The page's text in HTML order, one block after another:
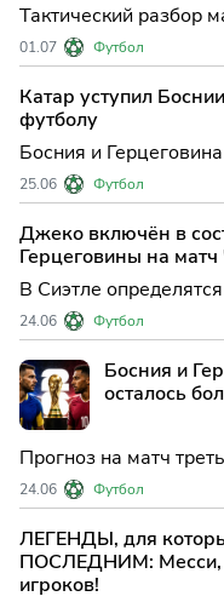
Тактический
между сборными США
Маурисио Почеттино
европейских
слабые места
точный прогноз.
01.07 Футбол
Катар уступил
футболу
Босния и
Катаром и
ЧМ-2026 Сборная Боснии и Герцеговины сделала
весомый шаг к
мира по футболу,
в трех ст
25.06 Футбол
Джеко включён в
Герцеговины на
В Сиэтле
Катар объявили
матч группового этапа ЧМ-
обещает стать
Герцеговины и
ключевой м
24.06 Футбол
Босния и
осталось
Прогноз на матч
ЧМ-2026 в группе B
Катаром. Детальный
xG-метрик прошлых
аутсайдеров.
24.06 Футбол
ЛЕГЕНДЫ, для
ПОСЛЕДНИМ: Месси,
игроков!